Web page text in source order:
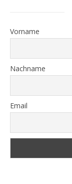
Vorname
Nachname
Email